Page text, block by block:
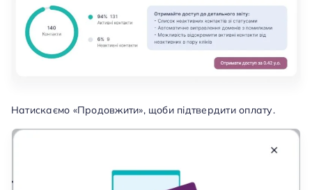
Натискаємо «Продовжити», щоби підтвердити оплату.